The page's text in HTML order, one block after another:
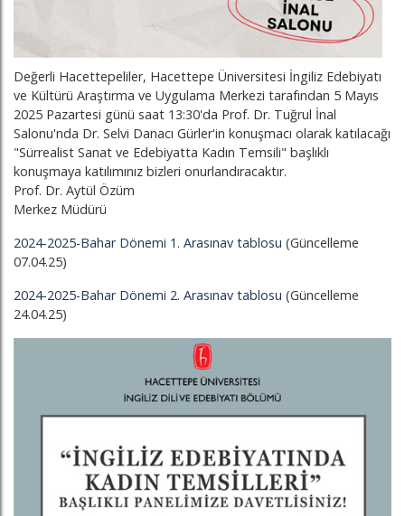
Değerli Hacettepeliler, Hacettepe Üniversitesi İngiliz Edebiyatı
ve Kültürü Araştırma ve Uygulama Merkezi tarafından 5 Mayıs
2025 Pazartesi günü saat 13:30'da Prof. Dr. Tuğrul İnal
Salonu'nda Dr. Selvi Danacı Gürler'in konuşmacı olarak katılacağı
"Sürrealist Sanat ve Edebiyatta Kadın Temsili" başlıklı
konuşmaya katılımınız bizleri onurlandıracaktır.
Prof. Dr. Aytül Özüm
Merkez Müdürü
2024-2025-Bahar Dönemi 1. Arasınav tablosu (Güncelleme
07.04.25)
2024-2025-Bahar Dönemi 2. Arasınav tablosu (Güncelleme
24.04.25)